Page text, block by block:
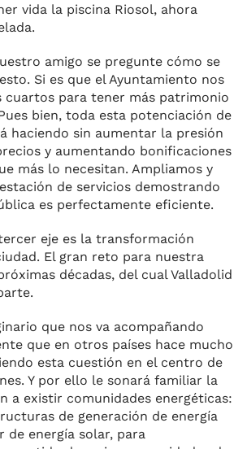
vida la piscina Riosol, ahora
amigo se pregunte cómo se
Si es que el Ayuntamiento nos
cuartos para tener más patrimonio
bien, toda esta potenciación de
haciendo sin aumentar la presión
y aumentando bonificaciones
más lo necesitan. Ampliamos y
de servicios demostrando
es perfectamente eficiente.
eje es la transformación
El gran reto para nuestra
décadas, del cual Valladolid
que nos va acompañando
que en otros países hace mucho
esta cuestión en el centro de
Y por ello le sonará familiar la
a existir comunidades energéticas:
de generación de energía
de energía solar, para